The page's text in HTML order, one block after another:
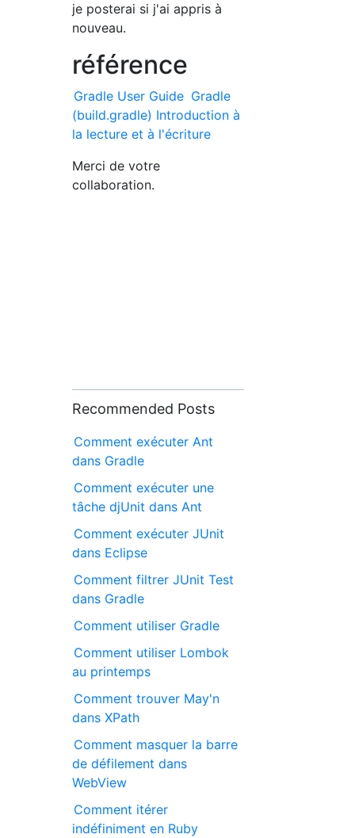
je posterai si j'ai appris à
nouveau.
référence
Gradle User Guide Gradle
(build.gradle) Introduction à
la lecture et à l'écriture
Merci de votre
collaboration.
Recommended Posts
Comment exécuter Ant
dans Gradle
Comment exécuter une
tâche djUnit dans Ant
Comment exécuter JUnit
dans Eclipse
Comment filtrer JUnit Test
dans Gradle
Comment utiliser Gradle
Comment utiliser Lombok
au printemps
Comment trouver May'n
dans XPath
Comment masquer la barre
de défilement dans
WebView
Comment itérer
indéfiniment en Ruby